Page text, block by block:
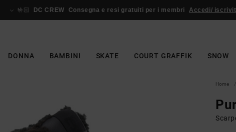
🤟🏻 DC CREW Consegna e resi gratuiti per i membri Accedi/
DONNA BAMBINI SKATE COURT GRAFFIK SNOW
Home